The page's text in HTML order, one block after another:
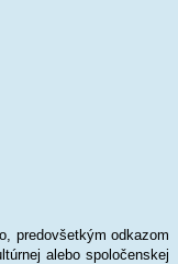
predovšetkým odkazom
alebo spoločenskej